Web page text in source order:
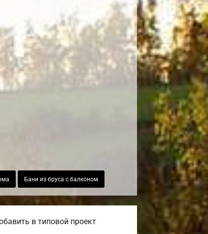
Бани из бруса с балконом
в типовой проект